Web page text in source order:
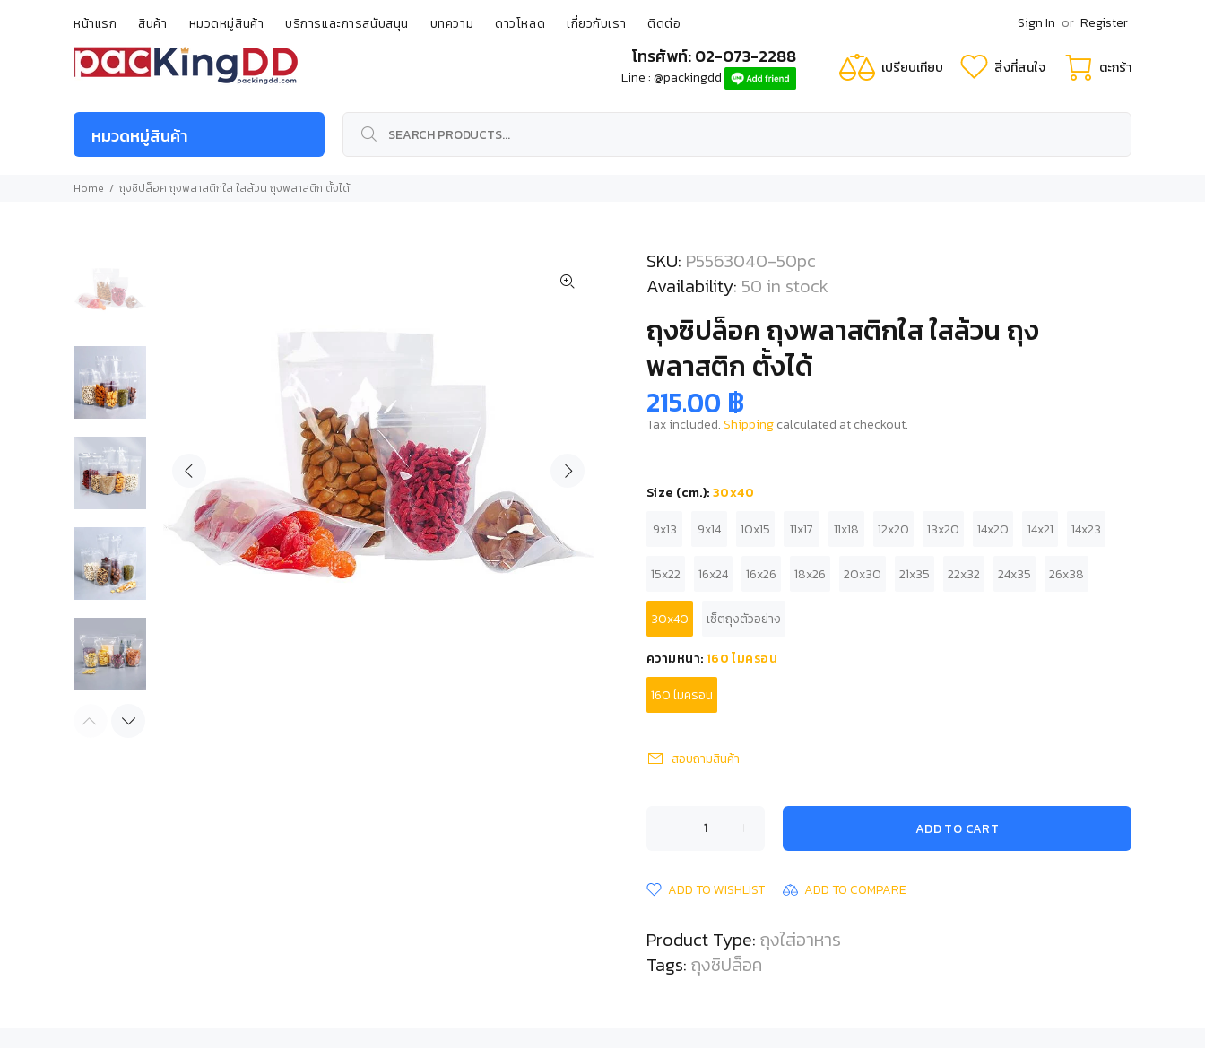
หน้าแรก สินค้า หมวดหมู่สินค้า บริการและการสนับสนุน บทความ ดาวโหลด เกี่ยวกับเรา ติดต่อ Sign In or Register
โทรศัพท์: 02-073-2288
Line : @packingdd
เปรียบเทียบ สิ่งที่สนใจ ตะกร้า
หมวดหมู่สินค้า
Home ถุงซิปล็อค ถุงพลาสติกใส ใสล้วน ถุงพลาสติก ตั้งได้
SKU: P5563040-50pc
Availability: 50 in stock
ถุงซิปล็อค ถุงพลาสติกใส ใสล้วน ถุง
พลาสติก ตั้งได้
215.00 ฿
Tax included.Shippingcalculated at checkout.
Size (cm.):30x40
9x13
9x14 10x15 11x17 11x18 12x20 13x20 14x20 14x21 14x23
15x22 16x24 16x26 18x26 20x30 21x35 22x32 24x35 26x38
30x40 เซ็ตถุงตัวอย่าง
ความหนา:160 ไมครอน
160 ไมครอน
สอบถามสินค้า
ADD TO CART
ADD TO WISHLIST ADD TO COMPARE
Product Type: ถุงใส่อาหาร
Tags: ถุงซิปล็อค